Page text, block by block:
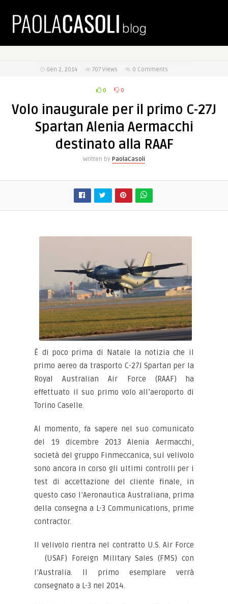
Gen 2, 2014 707 Views 0 Comments
0 0
Volo inaugurale per il primo C-27J
Spartan Alenia Aermacchi
destinato alla RAAF
Written by PaolaCasoli
È di poco prima di Natale la notizia che il
primo aereo da trasporto C-27J Spartan per la
Royal Australian Air Force (RAAF) ha
effettuato il suo primo volo all’aeroporto di
Torino Caselle.
Al momento, fa sapere nel suo comunicato
del 19 dicembre 2013 Alenia Aermacchi,
società del gruppo Finmeccanica, sul velivolo
sono ancora in corso gli ultimi controlli per i
test di accettazione del cliente finale, in
questo caso l’Aeronautica Australiana, prima
della consegna a L-3 Communications, prime
contractor.
Il velivolo rientra nel contratto U.S. Air Force
(USAF) Foreign Military Sales (FMS) con
l’Australia. Il primo esemplare verrà
consegnato a L-3 nel 2014.